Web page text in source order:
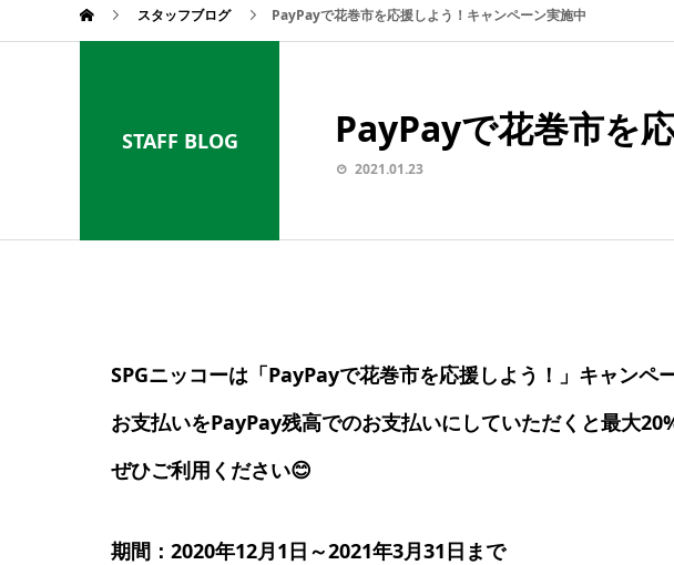
スタッフブログ PayPayで花巻市を応援しよう！キャンペーン実施中
STAFF BLOG PayPayで花巻市を
2021.01.23
SPGニッコーは「PayPayで花巻市を応援しよう！」キャンペ
お支払いをPayPay残高でのお支払いにしていただくと最大
ぜひご利用ください😊
期間：2020年12月1日～2021年3月31日まで